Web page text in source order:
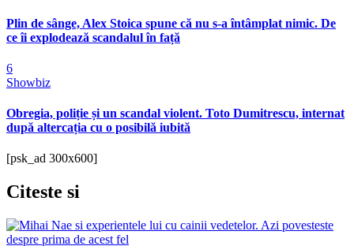
Plin de sânge, Alex Stoica spune că nu s-a întâmplat nimic. De
ce îi explodează scandalul în față
6
Showbiz
Obregia, poliție și un scandal violent. Toto Dumitrescu, internat
după altercația cu o posibilă iubită
[psk_ad 300x600]
Citeste si